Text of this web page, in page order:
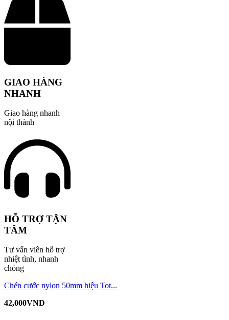
GIAO HÀNG
NHANH
Giao hàng nhanh
nội thành
HỖ TRỢ TẬN
TÂM
Tư vấn viên hỗ trợ
nhiệt tình, nhanh
chóng
Chén cước nylon 50mm hiệu Tot...
42,000VND